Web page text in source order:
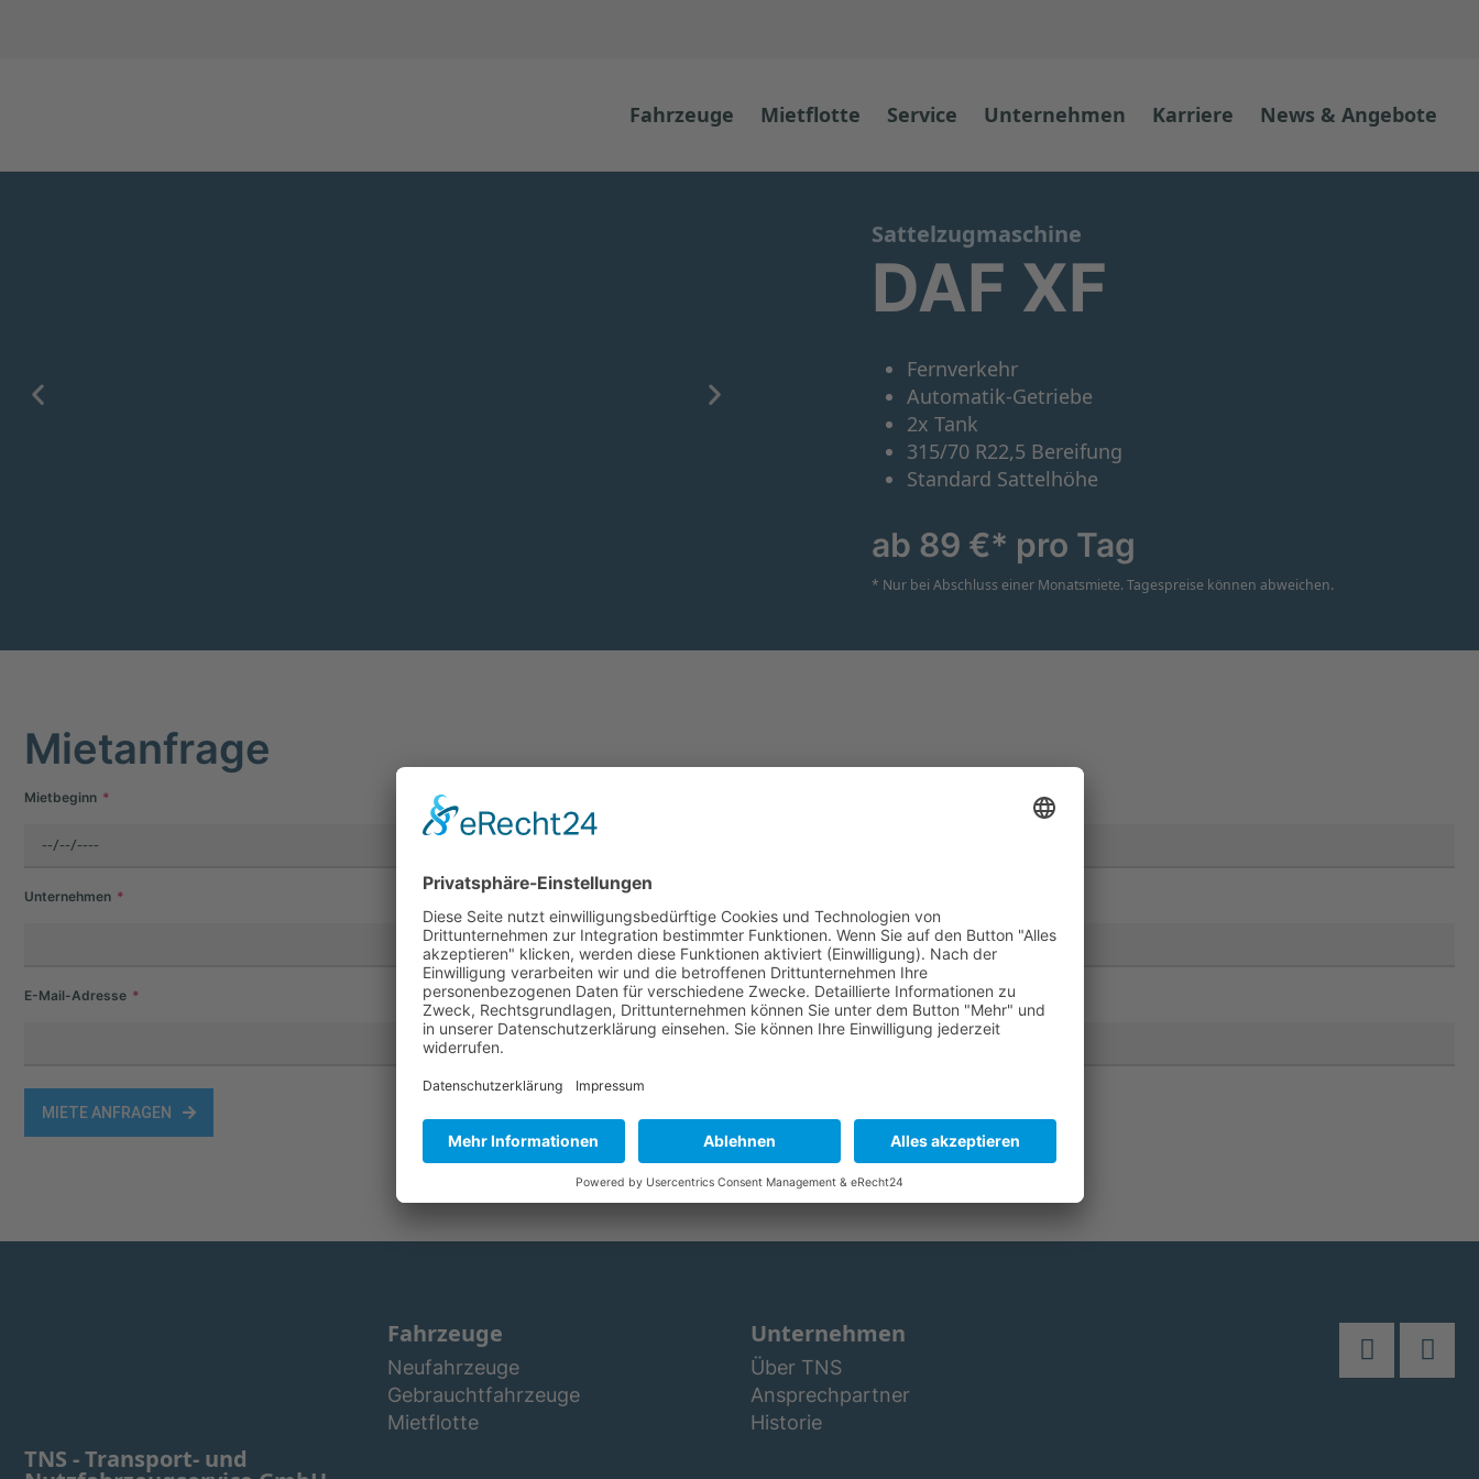
Fahrzeuge Mietflotte Service Unternehmen Karriere News & Angebote
Sattelzugmaschine
DAF XF
Fernverkehr
Automatik-Getriebe
2x Tank
315/70 R22,5 Bereifung
Standard Sattelhöhe
ab 89 €* pro Tag
* Nur bei Abschluss einer Monatsmiete. Tagespreise können abweichen.
Mietanfrage
Mietbeginn Kommentar
Unternehmen
E-Mail-Adresse Anschrift PLZ, Ort
MIETE ANFRAGEN
TNS - Transport- und
Fahrzeuge
Neufahrzeuge
Gebrauchtfahrzeuge
Mietflotte
Unternehmen
Über TNS
Ansprechpartner
Historie